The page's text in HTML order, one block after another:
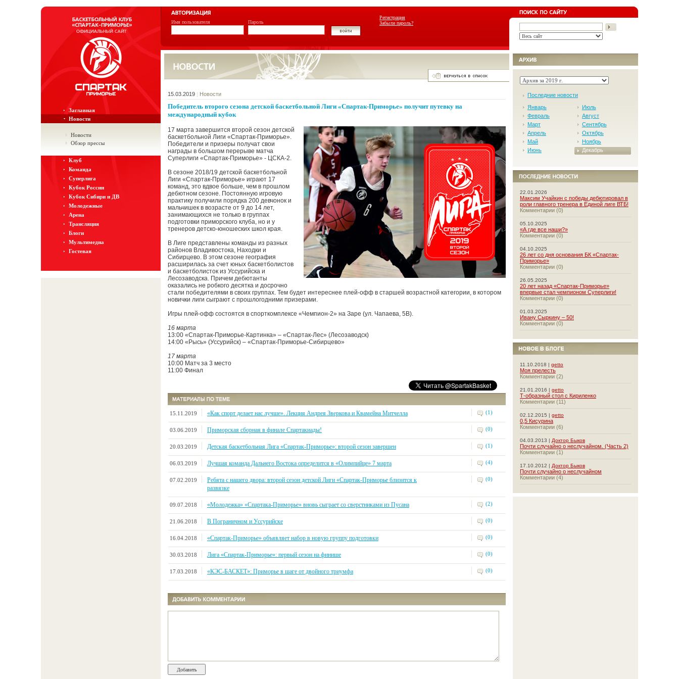
Регистрация
Забыли пароль?
Имя пользователя Пароль
Заглавная
Новости
Новости
Обзор прессы
Клуб
Команда
Суперлига
Кубок России
Кубок Сибири и ДВ
Молодежные
Арена
Трансляция
Блоги
Мультимедиа
Гостевая
15.03.2019 | Новости
Победитель второго сезона детской баскетбольной Лиги «Спартак-Приморье» получит путевку на
международный кубок
17 марта завершится второй сезон детской
баскетбольной Лиги «Спартак-Приморье».
Победители и призеры получат свои
награды в большом перерыве матча
Суперлиги «Спартак-Приморье» - ЦСКА-2.
В сезоне 2018/19 детской баскетбольной
Лиги «Спартак-Приморье» играют 17
команд, это вдвое больше, чем в прошлом
дебютном сезоне. Постоянную игровую
практику получили порядка 200 девчонок и
мальчишек в возрасте от 9 до 14 лет,
занимающихся не только в группах
подготовки приморского клуба, но и у
тренеров детско-юношеских школ края.
В Лиге представлены команды из разных
районов Владивостока, Находки и
Сибирцево. В этом сезоне география
расширилась за счет юных баскетболистов
и баскетболисток из Уссурийска и
Лесозаводска. Причем дебютанты
оказались не робкого десятка и досрочно
стали победителями в своих группах. Тем будет интереснее плей-офф в старшей возрастной категории, в котором
новички лиги сыграют с прошлогодними призерами.
Игры плей-офф состоятся в спорткомплексе «Чемпион-2» на Заре (ул. Чапаева, 5В).
16 марта
13:00 «Спартак-Приморье-Картинка» – «Спартак-Лес» (Лесозаводск)
14:00 «Рысь» (Уссурийск) – «Спартак-Приморье-Сибирцево»
17 марта
10:00 Матч за 3 место
11:00 Финал
15.11.2019 «Как спорт делает нас лучше». Лекция Андрея Зверкова и Квамейна Митчелла (1)
03.06.2019 Приморская сборная в финале Спартакиады! (0)
20.03.2019 Детская баскетбольная Лига «Спартак-Приморье»: второй сезон завершен (1)
06.03.2019 Лучшая команда Дальнего Востока определится в «Олимпийце» 7 марта (4)
07.02.2019
Ребята с нашего двора: второй сезон детской Лиги «Спартак-Приморье близится к
развязке
(0)
09.07.2018 «Молодежка» «Спартака-Приморье» вновь сыграет со сверстниками из Пусана (2)
21.06.2018 В Пограничном и Уссурийске (0)
16.04.2018 «Спартак-Приморье» объявляет набор в новую группу подготовки (0)
30.03.2018 Лига «Спартак-Приморье»: первый сезон на финише (0)
17.03.2018 «КЭС-БАСКЕТ»: Приморье в шаге от двойного триумфа (0)
Последние новости
Январь
Февраль
Март
Апрель
Май
Июнь
Июль
Август
Сентябрь
Октябрь
Ноябрь
Декабрь
22.01.2026
Максим Учайкин с победы дебютировал в
роли главного тренера в Единой лиге ВТБ!
Комментарии (0)
05.10.2025
«А где все наши?»
Комментарии (0)
04.10.2025
26 лет со дня основания БК «Спартак-
Приморье»
Комментарии (0)
26.05.2025
20 лет назад «Спартак-Приморье»
впервые стал чемпионом Суперлиги!
Комментарии (0)
01.03.2025
Ивану Сыркину – 50!
Комментарии (0)
11.10.2018 | getto
Моя прелесть
Комментарии (2)
21.01.2016 | getto
Т-образный стол с Кириленко
Комментарии (11)
02.12.2015 | getto
0,5 Кисурина
Комментарии (6)
04.03.2013 | Доктор Быков
Почти случайно о неслучайном. (Часть 2)
Комментарии (1)
17.10.2012 | Доктор Быков
Почти случайно о неслучайном
Комментарии (4)